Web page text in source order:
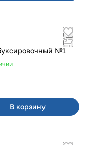
№1
В корзину